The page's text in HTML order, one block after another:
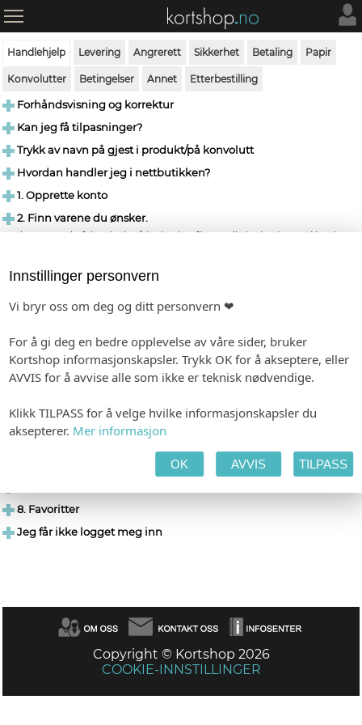
Handlehjelp Levering Angrerett Sikkerhet Betaling Papir
Konvolutter Betingelser Annet Etterbestilling
Forhåndsvisning og korrektur
Kan jeg få tilpasninger?
Trykk av navn på gjest i produkt/på konvolutt
Hvordan handler jeg i nettbutikken?
1. Opprette konto
2. Finn varene du ønsker.
Bruk enten søkefeltet (søk på invitasjon finner alle invitasjoner vi har i
Produktinfo-siden viser også mulige opsjoner og mulighet for tilpasning
Ved å klikke på produkt bildet åpnes et nytt vindu med et stort bilde som
viser detaljene bedre.
4. Gå til kassen.
5. Følg ordren din på Konto-sidene.
8. Favoritter
Jeg får ikke logget meg inn
Copyright © Kortshop 2026
COOKIE-INNSTILLINGER
Innstillinger personvern
Vi bryr oss om deg og ditt personvern ❤
For å gi deg en bedre opplevelse av våre sider, bruker
Kortshop informasjonskapsler. Trykk OK for å akseptere, eller
AVVIS for å avvise alle som ikke er teknisk nødvendige.
Klikk TILPASS for å velge hvilke informasjonskapsler du
aksepterer. Mer informasjon
OK AVVIS TILPASS